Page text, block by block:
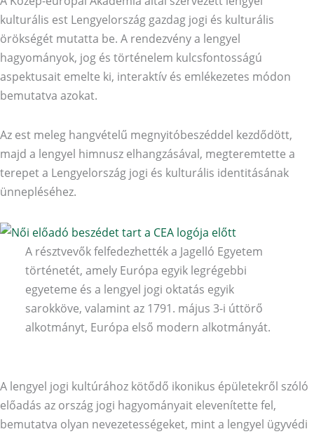
kulturális est Lengyelország gazdag jogi és kulturális
örökségét mutatta be. A rendezvény a lengyel
hagyományok, jog és történelem kulcsfontosságú
aspektusait emelte ki, interaktív és emlékezetes módon
bemutatva azokat.
Az est meleg hangvételű megnyitóbeszéddel kezdődött,
majd a lengyel himnusz elhangzásával, megteremtette a
terepet a Lengyelország jogi és kulturális identitásának
ünnepléséhez.
A résztvevők felfedezhették a Jagelló Egyetem
történetét, amely Európa egyik legrégebbi
egyeteme és a lengyel jogi oktatás egyik
sarokköve, valamint az 1791. május 3-i úttörő
alkotmányt, Európa első modern alkotmányát.
A lengyel jogi kultúrához kötődő ikonikus épületekről szóló
előadás az ország jogi hagyományait elevenítette fel,
bemutatva olyan nevezetességeket, mint a lengyel ügyvédi